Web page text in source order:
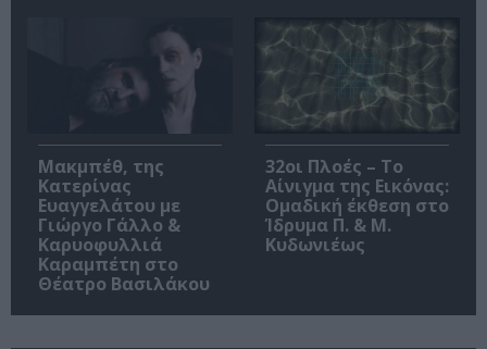
Μακμπέθ, της
Κατερίνας
Ευαγγελάτου με
Γιώργο Γάλλο &
Καρυοφυλλιά
Καραμπέτη στο
Θέατρο Βασιλάκου
32οι Πλοές – Το
Αίνιγμα της Εικόνας:
Ομαδική έκθεση στο
Ίδρυμα Π. & Μ.
Κυδωνιέως